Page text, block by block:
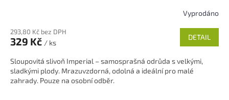
Vyprodáno
293,80 Kč bez DPH
329 Kč / ks
DETAIL
Sloupovitá slivoň Imperial – samosprašná odrůda s velkými,
sladkými plody. Mrazuvzdorná, odolná a ideální pro malé
zahrady. Pouze na osobní odběr.